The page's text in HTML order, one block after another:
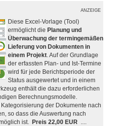
ANZEIGE
Diese Excel-Vorlage (Tool)
ermöglicht die Planung und
Überwachung der termingemäßen
Lieferung von Dokumenten in
einem Projekt . Auf der Grundlage
der erfassten Plan- und Ist-Termine
wird für jede Berichtsperiode der
Status ausgewertet und in einem
enthält die dazu erforderlichen
Berechnungsmodelle.
der Dokumente nach
so dass die Auswertung nach
ist. Preis 22,00 EUR